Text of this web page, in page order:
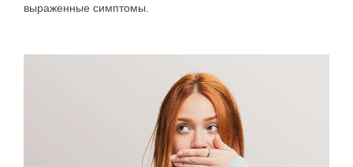
выраженные симптомы.